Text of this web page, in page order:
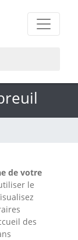
de votre
le
des